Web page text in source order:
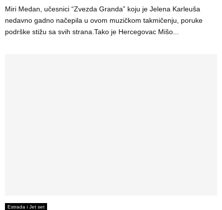
U
Miri Medan, učesnici “Zvezda Granda” koju je Jelena Karleuša
nedavno gadno načepila u ovom muzičkom takmičenju, poruke
podrške stižu sa svih strana.Tako je Hercegovac Mišo...
Estrada i Jet set